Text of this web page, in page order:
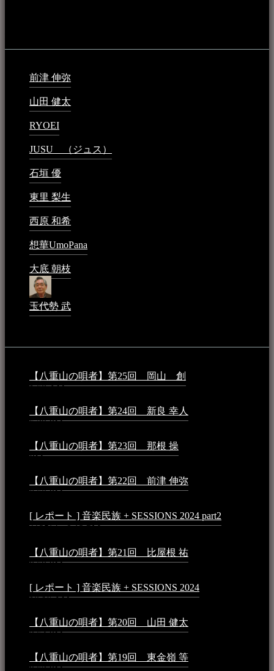
前津 伸弥
山田 健太
RYOEI
JUSU （ジュス）
石垣 優
東里 梨生
西原 和希
想華UmoPana
大底 朝枝
玉代勢 武
【八重山の唄者】第25回 岡山 創
1:50 AM
【八重山の唄者】第24回 新良 幸人
5:29 PM
【八重山の唄者】第23回 那根 操
PM
【八重山の唄者】第22回 前津 伸弥
7:50 PM
[ レポート ] 音楽民族 + SESSIONS 2024 part2
月25日 - 9:13 PM
【八重山の唄者】第21回 比屋根 祐
8:59 PM
[ レポート ] 音楽民族 + SESSIONS 2024
10:16 AM
【八重山の唄者】第20回 山田 健太
3:54 PM
【八重山の唄者】第19回 東金嶺 等